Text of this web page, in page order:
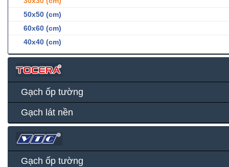
50x50 (cm)
60x60 (cm)
40x40 (cm)
Gạch ốp tường
Gạch lát nền
Gạch ốp tường